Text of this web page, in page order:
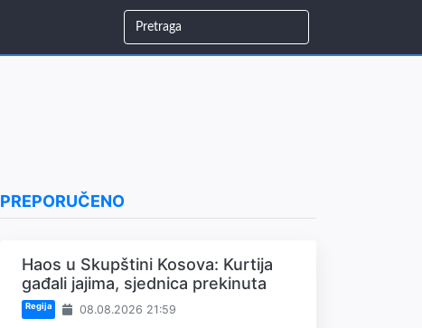
PREPORUČENO
Haos u Skupštini Kosova: Kurtija
gađali jajima, sjednica prekinuta
Regija 08.08.2026 21:59